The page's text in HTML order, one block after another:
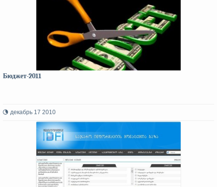
Бюджет-2011
декабрь 17 2010